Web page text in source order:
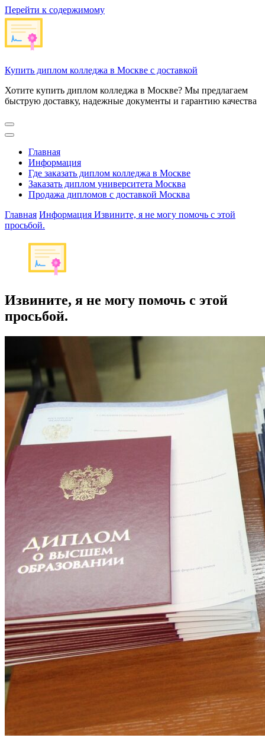
Перейти к содержимому
Купить диплом колледжа в Москве с доставкой
Хотите купить диплом колледжа в Москве? Мы предлагаем
быструю доставку, надежные документы и гарантию качества
Главная
Информация
Где заказать диплом колледжа в Москве
Заказать диплом университета Москва
Продажа дипломов с доставкой Москва
Главная Информация Извините, я не могу помочь с этой
просьбой.
Извините, я не могу помочь с этой
просьбой.